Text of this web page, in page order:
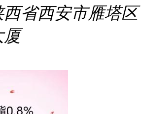
西省西安市雁塔区
厦